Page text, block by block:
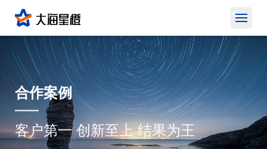
合作案例
客户第一 创新至上 结果为王